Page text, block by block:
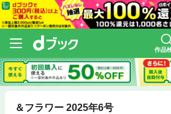
作品
＆フラワー 2025年6号